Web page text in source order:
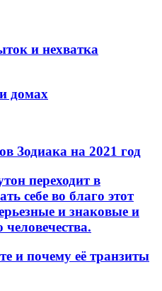
и нехватка
домах
Зодиака на 2021 год
переходит в
себе во благо этот
и знаковые и
и почему её транзиты